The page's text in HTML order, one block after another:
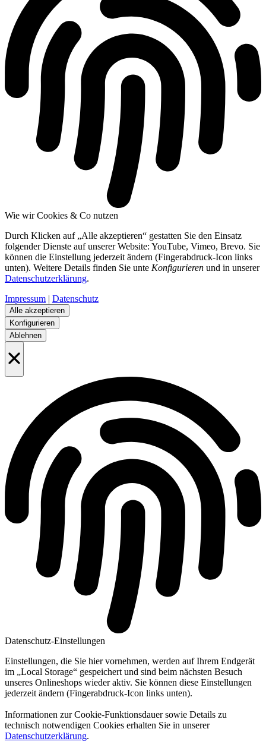
Wie wir Cookies & Co nutzen
Durch Klicken auf „Alle akzeptieren“ gestatten Sie den Einsatz
folgender Dienste auf unserer Website: YouTube, Vimeo, Brevo. Sie
können die Einstellung jederzeit ändern (Fingerabdruck-Icon links
unten). Weitere Details finden Sie unte Konfigurieren und in unserer
Datenschutzerklärung.
Impressum | Datenschutz
Alle akzeptieren
Konfigurieren
Ablehnen
Datenschutz-Einstellungen
Einstellungen, die Sie hier vornehmen, werden auf Ihrem Endgerät
im „Local Storage“ gespeichert und sind beim nächsten Besuch
unseres Onlineshops wieder aktiv. Sie können diese Einstellungen
jederzeit ändern (Fingerabdruck-Icon links unten).
Informationen zur Cookie-Funktionsdauer sowie Details zu
technisch notwendigen Cookies erhalten Sie in unserer
Datenschutzerklärung.